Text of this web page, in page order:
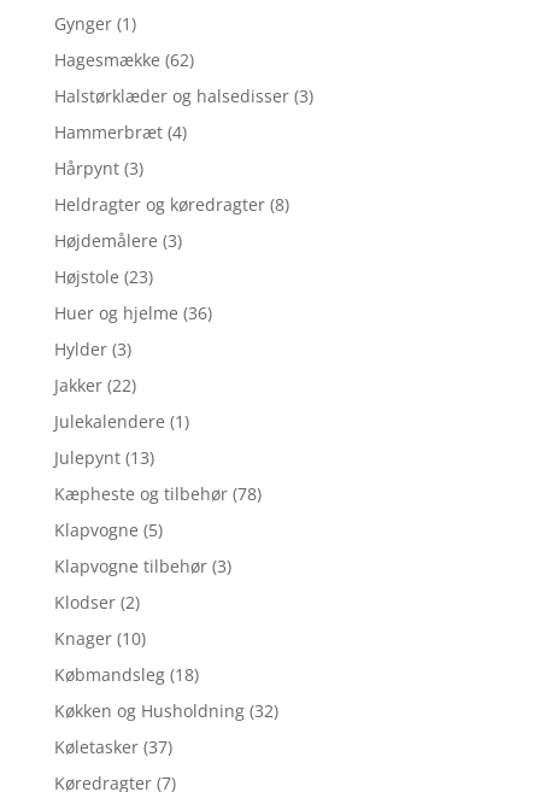
Gynger (1)
Hagesmække (62)
Halstørklæder og halsedisser (3)
Hammerbræt (4)
Hårpynt (3)
Heldragter og køredragter (8)
Højdemålere (3)
Højstole (23)
Huer og hjelme (36)
Hylder (3)
Jakker (22)
Julekalendere (1)
Julepynt (13)
Kæpheste og tilbehør (78)
Klapvogne (5)
Klapvogne tilbehør (3)
Klodser (2)
Knager (10)
Købmandsleg (18)
Køkken og Husholdning (32)
Køletasker (37)
Køredragter (7)